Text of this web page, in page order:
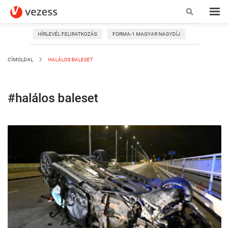
HÍRLEVÉL FELIRATKOZÁS FORMA-1 MAGYAR NAGYDÍJ
CÍMOLDAL HALÁLOS BALESET
#halálos baleset